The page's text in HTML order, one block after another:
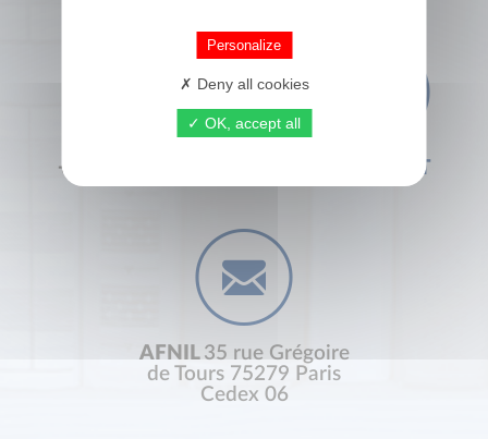
+33 (0) 1 44 41 29 19 CONTACT
AFNIL 35 rue Grégoire
de Tours 75279 Paris
Cedex 06
Personalize
Deny all cookies
OK, accept all